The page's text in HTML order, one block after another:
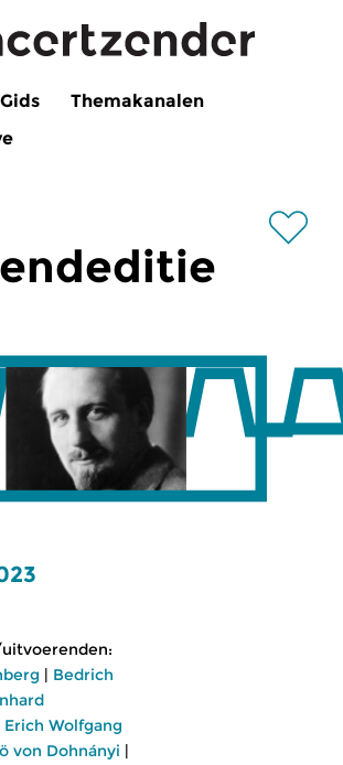
Gids
Themakanalen
| Bedrich
Erich Wolfgang
von Dohnányi |